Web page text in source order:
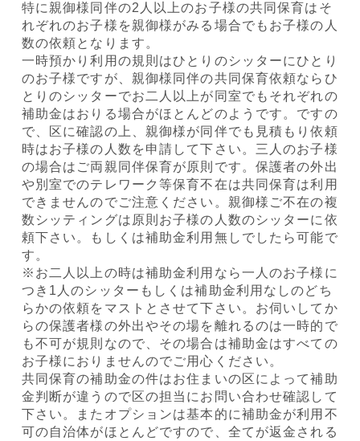
特に親御様同伴の2人以上のお子様の共同保育はそ
れぞれのお子様を親御様がみる場合でもお子様の人
数の依頼となります。
一時預かり利用の規則はひとりのシッターにひとり
のお子様ですが、親御様同伴の共同保育依頼ならひ
とりのシッターでお二人以上が同室でもそれぞれの
補助金はおりる場合がほとんどのようです。ですの
で、区に確認の上、親御様が同伴でも見積もり依頼
時はお子様の人数を申請して下さい。三人のお子様
の場合はご両親同伴保育が原則です。保護者の外出
や別室でのテレワーク等保育不在は共同保育は利用
できませんのでご注意ください。親御様ご不在の複
数シッティングは原則お子様の人数のシッターに依
頼下さい。もしくは補助金利用無しでしたら可能で
す。
※お二人以上の時は補助金利用なら一人のお子様に
つき1人のシッターもしくは補助金利用なしのどち
らかの依頼をマストとさせて下さい。お伺いしてか
らの保護者様の外出やその場を離れるのは一時的で
も不可が規則なので、その場合は補助金はすべての
お子様におりませんのでご用心ください。
共同保育の補助金の件はお住まいの区によって補助
金判断が違うので区の担当にお問い合わせ確認して
下さい。またオプションは基本的に補助金が利用不
可の自治体がほとんどですので、全てが返金される